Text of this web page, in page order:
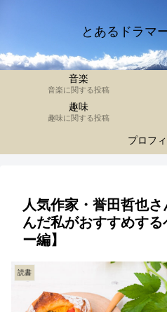
とあるドラマ
音楽
音楽に関する投稿
趣味
趣味に関する投稿
プロフ
人気作家・誉田哲也
んだ私がおすすめす
ー編】
読書